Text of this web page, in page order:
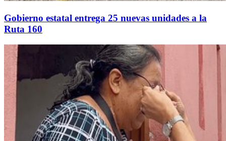
Gobierno estatal entrega 25 nuevas unidades a la
Ruta 160